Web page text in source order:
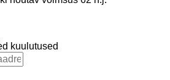
kuulutused